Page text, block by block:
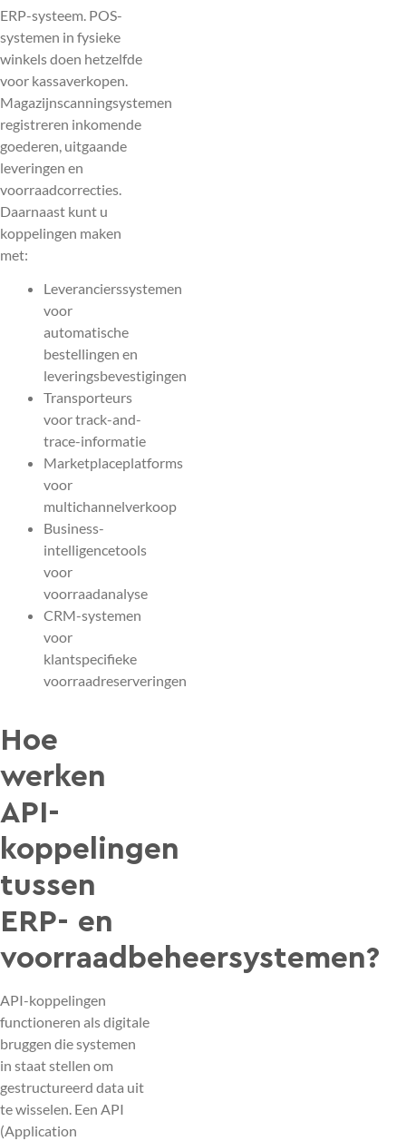
ERP-systeem. POS-
systemen in fysieke
winkels doen hetzelfde
voor kassaverkopen.
Magazijnscanningsystemen
registreren inkomende
goederen, uitgaande
leveringen en
voorraadcorrecties.
Daarnaast kunt u
koppelingen maken
met:
Leverancierssystemen
voor
automatische
bestellingen en
leveringsbevestigingen
Transporteurs
voor track-and-
trace-informatie
Marketplaceplatforms
voor
multichannelverkoop
Business-
intelligencetools
voor
voorraadanalyse
CRM-systemen
voor
klantspecifieke
voorraadreserveringen
Hoe
werken
API-
koppelingen
tussen
ERP- en
voorraadbeheersystemen?
API-koppelingen
functioneren als digitale
bruggen die systemen
in staat stellen om
gestructureerd data uit
te wisselen. Een API
(Application